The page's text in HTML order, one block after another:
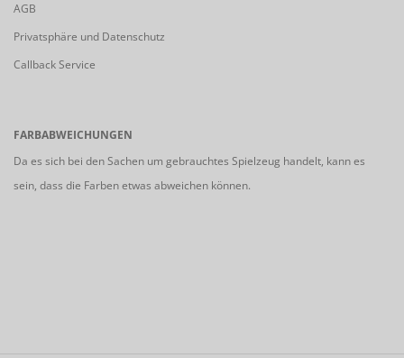
AGB
Privatsphäre und Datenschutz
Callback Service
FARBABWEICHUNGEN
Da es sich bei den Sachen um gebrauchtes Spielzeug handelt, kann es
sein, dass die Farben etwas abweichen können.